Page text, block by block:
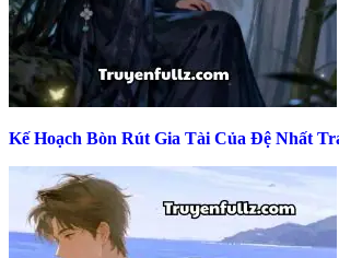
Kế Hoạch Bòn Rút Gia Tài Của Đệ Nhất